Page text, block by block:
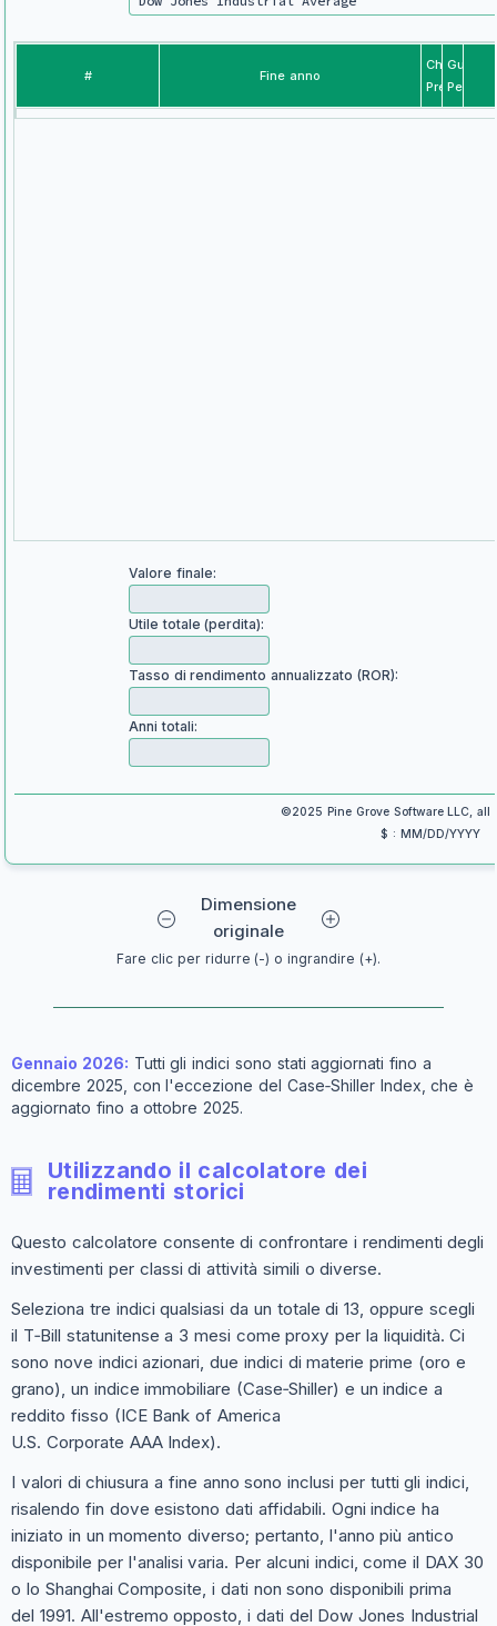
# Fine anno
Chiusura
PrezzoPerdita
Valore finale:
Utile totale (perdita):
Tasso di rendimento annualizzato (ROR):
Anni totali:
©2025 Pine Grove Software LLC, all
$ : MM/DD/YYYY
Dimensione
originale
Fare clic per ridurre (-) o ingrandire (+).
Gennaio 2026: Tutti gli indici sono stati aggiornati fino a
dicembre 2025, con l'eccezione del Case‑Shiller Index, che è
aggiornato fino a ottobre 2025.
Utilizzando il calcolatore dei
rendimenti storici
Questo calcolatore consente di confrontare i rendimenti degli
investimenti per classi di attività simili o diverse.
Seleziona tre indici qualsiasi da un totale di 13, oppure scegli
il T‑Bill statunitense a 3 mesi come proxy per la liquidità. Ci
sono nove indici azionari, due indici di materie prime (oro e
grano), un indice immobiliare (Case‑Shiller) e un indice a
reddito fisso (ICE Bank of America
U.S. Corporate AAA Index).
I valori di chiusura a fine anno sono inclusi per tutti gli indici,
risalendo fin dove esistono dati affidabili. Ogni indice ha
iniziato in un momento diverso; pertanto, l'anno più antico
disponibile per l'analisi varia. Per alcuni indici, come il DAX 30
o lo Shanghai Composite, i dati non sono disponibili prima
del 1991. All'estremo opposto, i dati del Dow Jones Industrial